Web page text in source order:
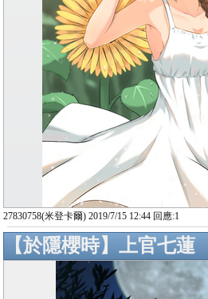
27830758(米登卡爾) 2019/7/15 12:44 回應:1
【於隱櫻時】上官七蓮